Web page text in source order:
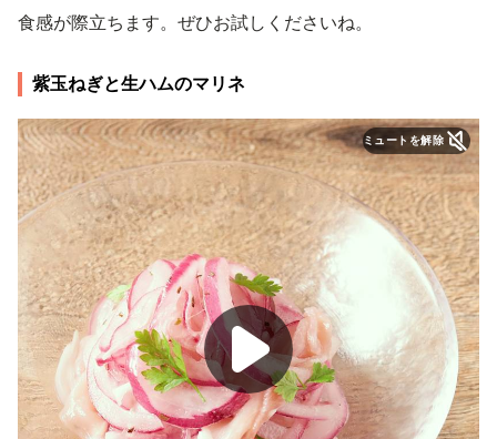
食感が際立ちます。ぜひお試しくださいね。
紫玉ねぎと生ハムのマリネ
ミュートを解除